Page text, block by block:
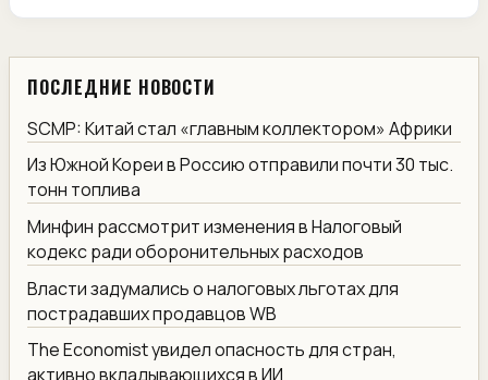
ПОСЛЕДНИЕ НОВОСТИ
SCMP: Китай стал «главным коллектором» Африки
Из Южной Кореи в Россию отправили почти 30 тыс.
тонн топлива
Минфин рассмотрит изменения в Налоговый
кодекс ради оборонительных расходов
Власти задумались о налоговых льготах для
пострадавших продавцов WB
The Economist увидел опасность для стран,
активно вкладывающихся в ИИ